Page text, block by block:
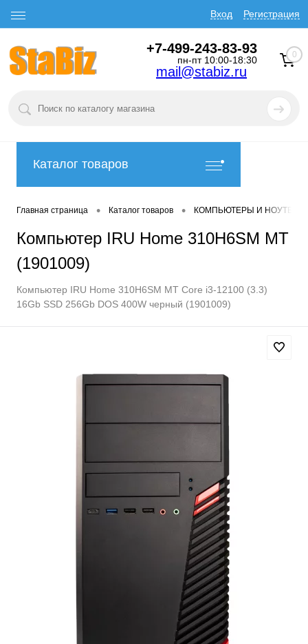
Вход Регистрация
+7-499-243-83-93
пн-пт 10:00-18:30
mail@stabiz.ru
0
Каталог товаров
Главная страница • Каталог товаров • КОМПЬЮТЕРЫ И
Компьютер IRU Home 310H6SM MT
(1901009)
Компьютер IRU Home 310H6SM MT Core i3-12100 (3.3)
16Gb SSD 256Gb DOS 400W черный (1901009)